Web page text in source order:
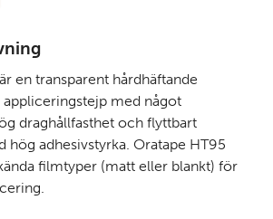
en transparent hårdhäftande
med något
draghållfasthet och flyttbart
hög adhesivstyrka. Oratape HT95
filmtyper (matt eller blankt) för